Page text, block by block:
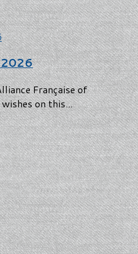
2026
Française of
on this...